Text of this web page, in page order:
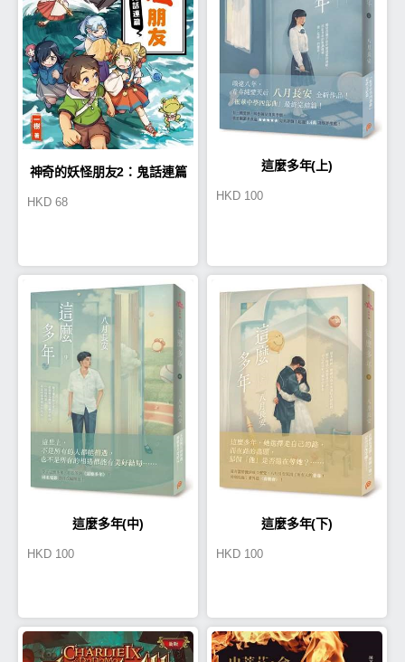
神奇的妖怪朋友2：鬼話連篇
HKD 68
這麼多年(上)
HKD 100
這麼多年(中)
HKD 100
這麼多年(下)
HKD 100